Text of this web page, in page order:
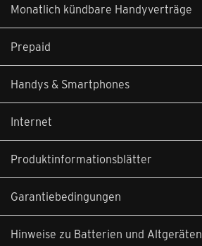
Monatlich kündbare Handyverträge
Prepaid
Handys & Smartphones
Internet
Produktinformationsblätter
Garantiebedingungen
Hinweise zu Batterien und Altgeräten